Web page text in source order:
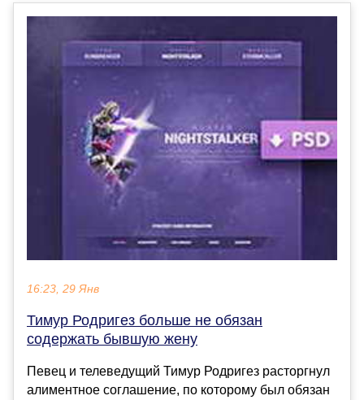
16:23, 29 Янв
Тимур Родригез больше не обязан
содержать бывшую жену
Певец и телеведущий Тимур Родригез расторгнул
алиментное соглашение, по которому был обязан